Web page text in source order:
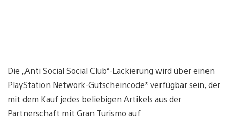
Die „Anti Social Social Club“-Lackierung wird über einen
PlayStation Network-Gutscheincode* verfügbar sein, der
mit dem Kauf jedes beliebigen Artikels aus der
Partnerschaft mit Gran Turismo auf